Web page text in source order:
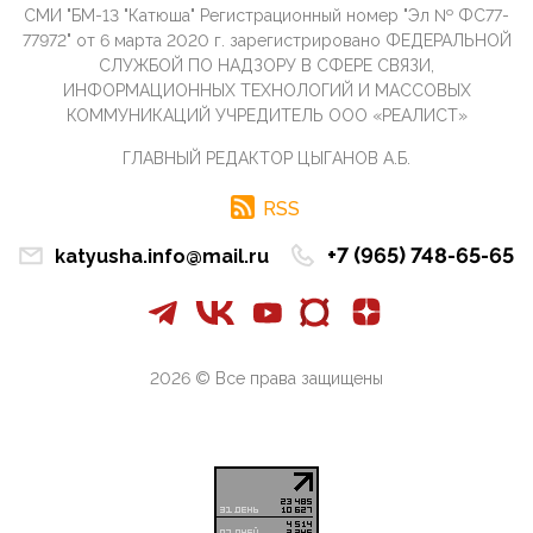
09:40, 10 Апреля 2026
Честно говоря, ситуация с продвижением через
российские крупнейшие СМИ персоны Эррола
Маска (отца Ил...
Те, кто стоят за массовым завозом в Россию
Благодаря знакомым, стали известны подробности
захватил "малое небо" на украинском ТВД.
В Национальной системе платежных карт (НСПК)
заботливо уточниили, что ИНН при переводах по
СМИ "БМ-13 "Катюша" Регистрационный номер "Эл № ФС77-
77972" от 6 марта 2020 г. зарегистрировано ФЕДЕРАЛЬНОЙ
СЛУЖБОЙ ПО НАДЗОРУ В СФЕРЕ СВЯЗИ,
ИНФОРМАЦИОННЫХ ТЕХНОЛОГИЙ И МАССОВЫХ
КОММУНИКАЦИЙ УЧРЕДИТЕЛЬ ООО «РЕАЛИСТ»
ГЛАВНЫЙ РЕДАКТОР ЦЫГАНОВ А.Б.
RSS
katyusha.info@mail.ru +7 (965) 748-65-65
2026 © Все права защищены